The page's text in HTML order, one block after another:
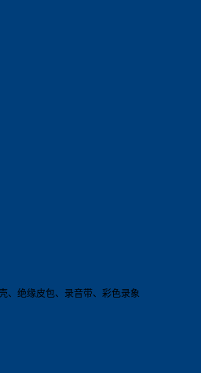
、绝缘皮包、录音带、彩色录象